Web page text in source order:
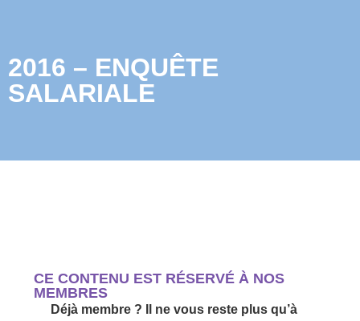
2016 – ENQUÊTE
SALARIALE
CE CONTENU EST RÉSERVÉ À NOS
MEMBRES
Déjà membre ? Il ne vous reste plus qu’à